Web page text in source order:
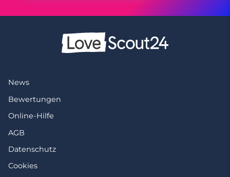
News
Bewertungen
Online-Hilfe
AGB
Datenschutz
Cookies